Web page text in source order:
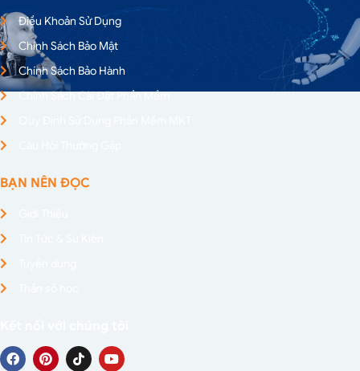
Điều Khoản Sử Dụng
Chính Sách Bảo Mật
Chính Sách Bảo Hành
Chính Sách Cài Đặt Phần Mềm
BẠN NÊN ĐỌC